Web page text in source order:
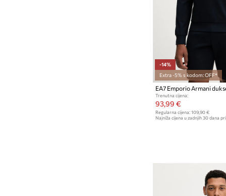
-14%
Extra -5% s kodom: OFF*
Trenutna cijena:
93,99 €
Regularna cijena: 109,90 €
Najniža cijena u zadnjih 30 dana